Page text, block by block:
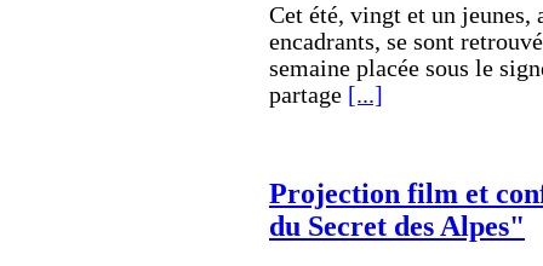
Cet été, vingt et un jeunes,
encadrants, se sont
semaine placée sous le
partage [...]
Projection film et
du Secret des Alpes"